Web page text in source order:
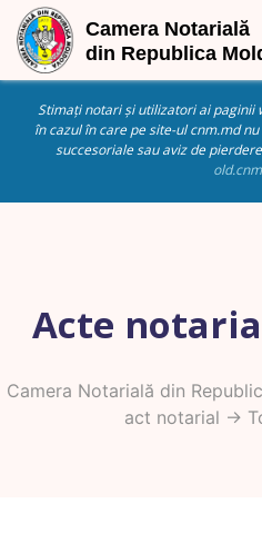
Stimați notari și utilizatori ai paginii
în cazul în care pe site-ul cnm.md
succesoriale sau aviz de
Acte
Camera Notarială din
act notarial ->